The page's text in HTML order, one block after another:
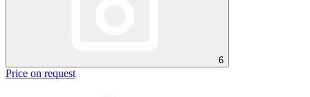
6
Price on request